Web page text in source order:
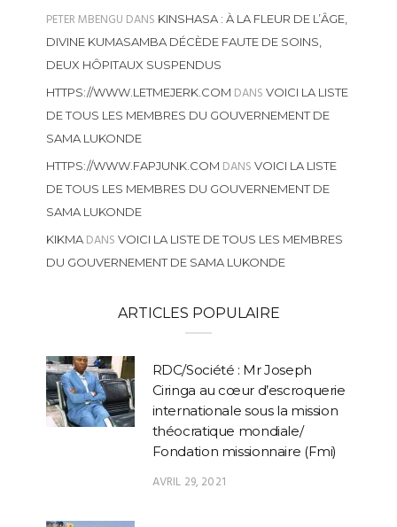
PETER MBENGU DANS KINSHASA : À LA FLEUR DE L’ÂGE,
DIVINE KUMASAMBA DÉCÈDE FAUTE DE SOINS,
DEUX HÔPITAUX SUSPENDUS
HTTPS://WWW.LETMEJERK.COM DANS VOICI LA LISTE
DE TOUS LES MEMBRES DU GOUVERNEMENT DE
SAMA LUKONDE
HTTPS://WWW.FAPJUNK.COM DANS VOICI LA LISTE
DE TOUS LES MEMBRES DU GOUVERNEMENT DE
SAMA LUKONDE
KIKMADANS VOICI LA LISTE DE TOUS LES MEMBRES
DU GOUVERNEMENT DE SAMA LUKONDE
ARTICLES POPULAIRE
RDC/Société : Mr Joseph
Ciringa au cœur d’escroquerie
internationale sous la mission
théocratique mondiale/
Fondation missionnaire (Fmi)
AVRIL 29, 2021